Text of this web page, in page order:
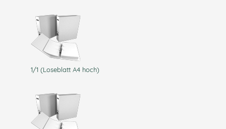
1/1 (Loseblatt A4 hoch)